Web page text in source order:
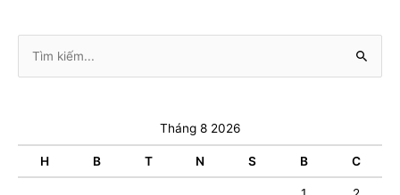
kiếm:
Tháng 8 2026
H B T N S B C